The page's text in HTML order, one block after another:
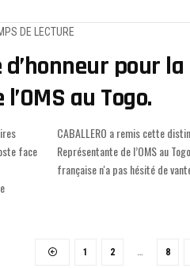
DE LECTURE
pour la
au Togo.
face
la
française n'a pas hésité de
1 2 … 8